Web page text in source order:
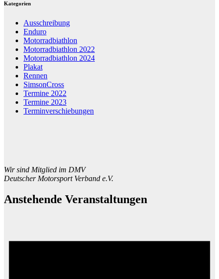
Kategorien
Ausschreibung
Enduro
Motorradbiathlon
Motorradbiathlon 2022
Motorradbiathlon 2024
Plakat
Rennen
SimsonCross
Termine 2022
Termine 2023
Terminverschiebungen
Wir sind Mitglied im DMV
Deutscher Motorsport Verband e.V.
Anstehende Veranstaltungen